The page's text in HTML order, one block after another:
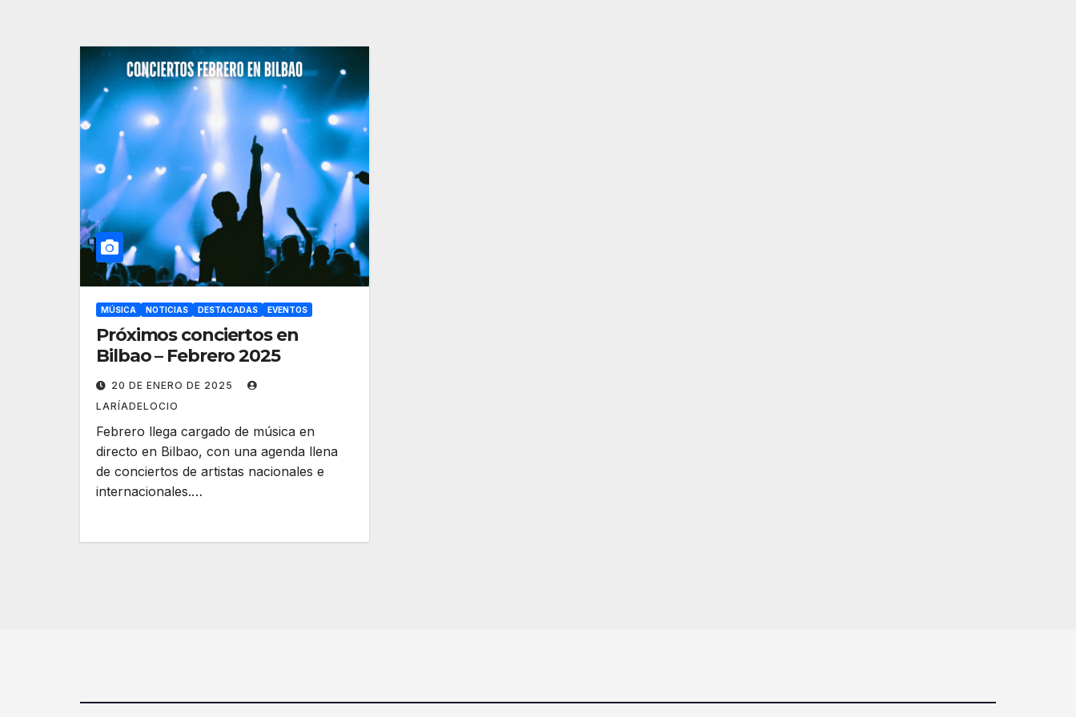
MÚSICA NOTICIAS DESTACADAS EVENTOS
Próximos conciertos en
Bilbao – Febrero 2025
20 DE ENERO DE 2025
LARÍADELOCIO
Febrero llega cargado de música en
directo en Bilbao, con una agenda llena
de conciertos de artistas nacionales e
internacionales.…